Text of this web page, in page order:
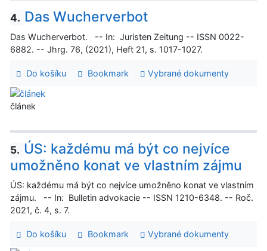
4. Das Wucherverbot
Das Wucherverbot. -- In: Juristen Zeitung -- ISSN 0022-
6882. -- Jhrg. 76, (2021), Heft 21, s. 1017-1027.
Do košíku Bookmark Vybrané dokumenty
článek
5. ÚS: každému má být co nejvíce
umožněno konat ve vlastním zájmu
ÚS: každému má být co nejvíce umožněno konat ve vlastním
zájmu. -- In: Bulletin advokacie -- ISSN 1210-6348. -- Roč.
2021, č. 4, s. 7.
Do košíku Bookmark Vybrané dokumenty